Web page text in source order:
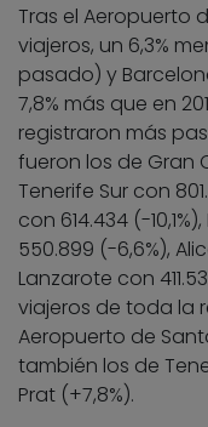
Tras el Aeropuerto
viajeros, un 6,3%
pasado) y
7,8% más que en
registraron más
fueron los de Gran
Tenerife Sur con
con 614.434 (-
550.899 (-6,6%),
Lanzarote con
viajeros de toda la
Aeropuerto de
también los de
Prat (+7,8%).